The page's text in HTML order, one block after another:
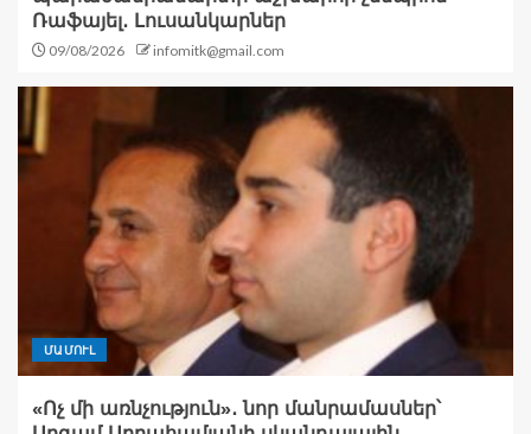
Ռաֆայել․ Լուսանկարներ
09/08/2026 infomitk@gmail.com
ՄԱՄՈՒԼ
«Ոչ մի առնչություն»․ նոր մանրամասներ՝